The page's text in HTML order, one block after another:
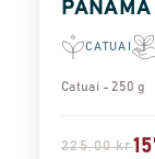
CATUAI
Catuai - 250 g
225,00 kr